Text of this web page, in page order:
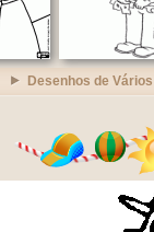
Desenhos de